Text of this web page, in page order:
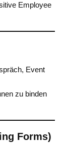
Employee
Event
zu binden
Forms)